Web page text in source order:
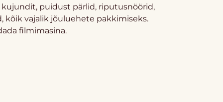
kujundit, puidust pärlid, riputusnöörid,
kõik vajalik jõuluehete pakkimiseks.
filmimasina.